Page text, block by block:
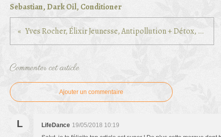
Sebastian, Dark Oil, Conditioner
Yves Rocher, Élixir Jeunesse, Antipollution + Détox, Nettoyant Exfoliant Quotidien
Commenter cet article
Ajouter un commentaire
L LifeDance 19/05/2018 10:19